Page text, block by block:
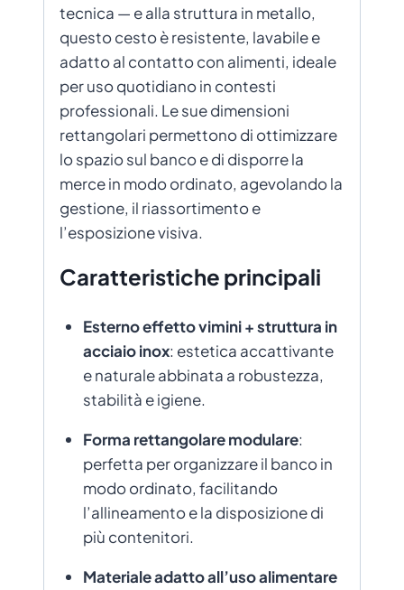
tecnica — e alla struttura in metallo,
questo cesto è resistente, lavabile e
adatto al contatto con alimenti, ideale
per uso quotidiano in contesti
professionali. Le sue dimensioni
rettangolari permettono di ottimizzare
lo spazio sul banco e di disporre la
merce in modo ordinato, agevolando la
gestione, il riassortimento e
l’esposizione visiva.
Caratteristiche principali
Esterno effetto vimini + struttura in
acciaio inox: estetica accattivante
e naturale abbinata a robustezza,
stabilità e igiene.
Forma rettangolare modulare:
perfetta per organizzare il banco in
modo ordinato, facilitando
l’allineamento e la disposizione di
più contenitori.
Materiale adatto all’uso alimentare